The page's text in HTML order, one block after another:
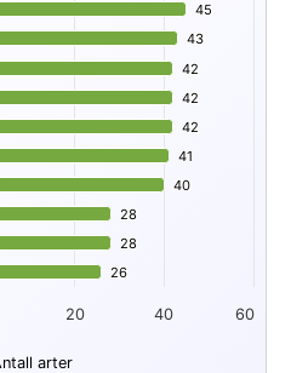
arter per observatør
Observatør.
. Data ranges from 26 to
45
45
43
43
42
42
42
42
42
42
41
41
40
40
28
28
28
28
26
26
arter
20 40 60